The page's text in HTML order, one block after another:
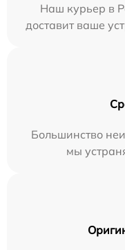
Наш курьер в
доставит ваше
Большинство
мы